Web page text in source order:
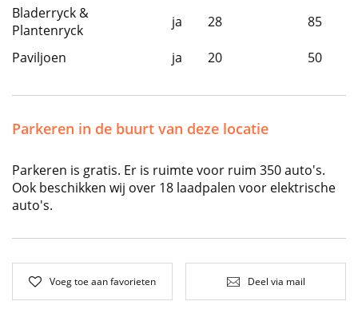
Bladerryck &
Plantenryck
ja 28 85
Paviljoen ja 20 50
Parkeren in de buurt van deze locatie
Parkeren is gratis. Er is ruimte voor ruim 350 auto's.
Ook beschikken wij over 18 laadpalen voor elektrische
auto's.
Voeg toe aan favorieten Deel via mail